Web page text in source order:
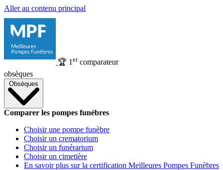
Aller au contenu principal
🏆 1 ercomparateur
obsèques
Obsèques
Comparer les pompes funèbres
Choisir une pompe funèbre
Choisir un crematorium
Choisir un funérarium
Choisir un cimetière
En savoir plus sur la certification Meilleures Pompes Funèbres